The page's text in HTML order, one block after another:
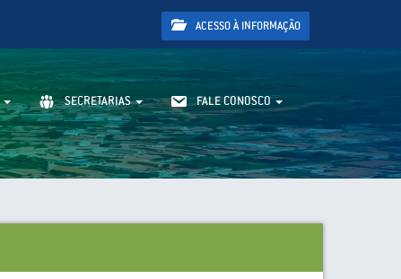
ACESSO À INFORMAÇÃO
SECRETARIAS FALE CONOSCO